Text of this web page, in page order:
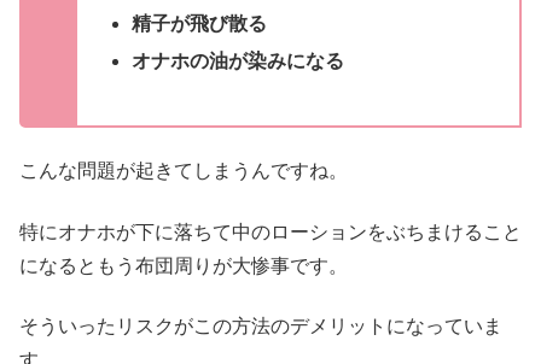
精子が飛び散る
オナホの油が染みになる
こんな問題が起きてしまうんですね。
特にオナホが下に落ちて中のローションをぶちまけること
になるともう布団周りが大惨事です。
そういったリスクがこの方法のデメリットになっていま
す。